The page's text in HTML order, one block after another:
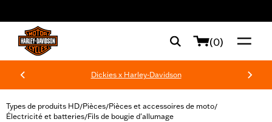
(0)
Dickies x Harley-Davidson
Types de produits HD/Pièces/Pièces et accessoires de moto/
Électricité et batteries/Fils de bougie d'allumage